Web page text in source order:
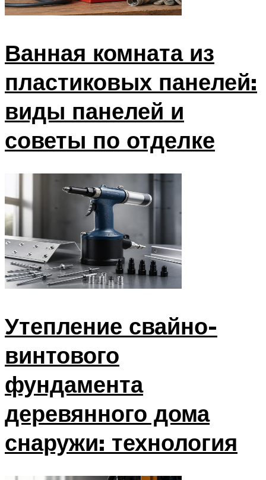
Ванная комната из
пластиковых панелей:
виды панелей и
советы по отделке
Утепление свайно-
винтового
фундамента
деревянного дома
снаружи: технология